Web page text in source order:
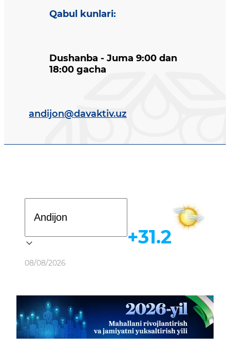
Qabul kunlari:
Dushanba - Juma 9:00 dan
18:00 gacha
andijon@davaktiv.uz
Ob-havo
08/08/2026
+31.2